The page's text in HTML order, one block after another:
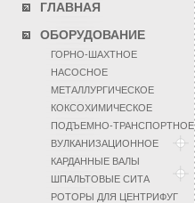
ГЛАВНАЯ
ОБОРУДОВАНИЕ
ГОРНО-ШАХТНОЕ
НАСОСНОЕ
МЕТАЛЛУРГИЧЕСКОЕ
КОКСОХИМИЧЕСКОЕ
ПОДЪЕМНО-ТРАНСПОРТНОЕ
ВУЛКАНИЗАЦИОННОЕ
КАРДАННЫЕ ВАЛЫ
ШПАЛЬТОВЫЕ СИТА
РОТОРЫ ДЛЯ ЦЕНТРИФУГ